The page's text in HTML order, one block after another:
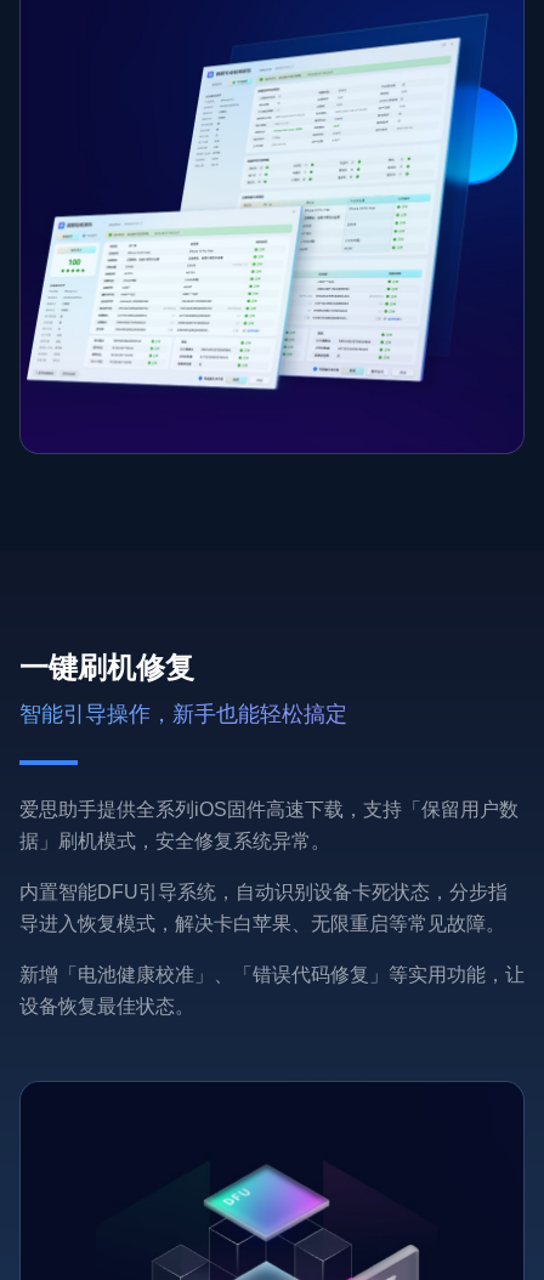
一键刷机修复
智能引导操作，新手也能轻松搞定
爱思助手提供全系列iOS固件高速下载，支持「保留用户数
据」刷机模式，安全修复系统异常。
内置智能DFU引导系统，自动识别设备卡死状态，分步指
导进入恢复模式，解决卡白苹果、无限重启等常见故障。
新增「电池健康校准」、「错误代码修复」等实用功能，让
设备恢复最佳状态。